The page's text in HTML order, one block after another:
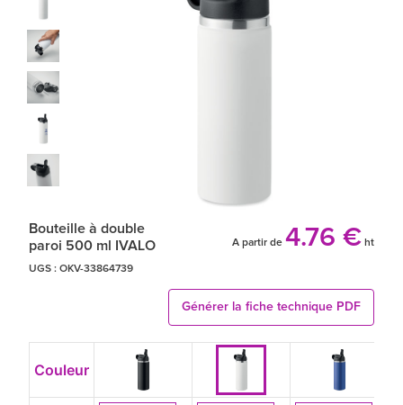
Bouteille à double
paroi 500 ml IVALO
A partir de 4.76 € ht
UGS : OKV-33864739
Générer la fiche technique PDF
Couleur